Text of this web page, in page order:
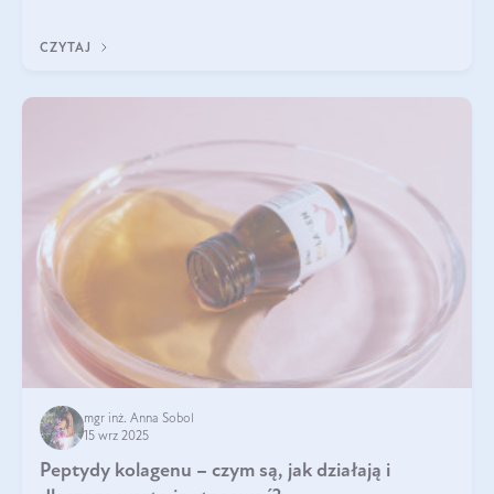
CZYTAJ
mgr inż. Anna Sobol
15 wrz 2025
Peptydy kolagenu – czym są, jak działają i